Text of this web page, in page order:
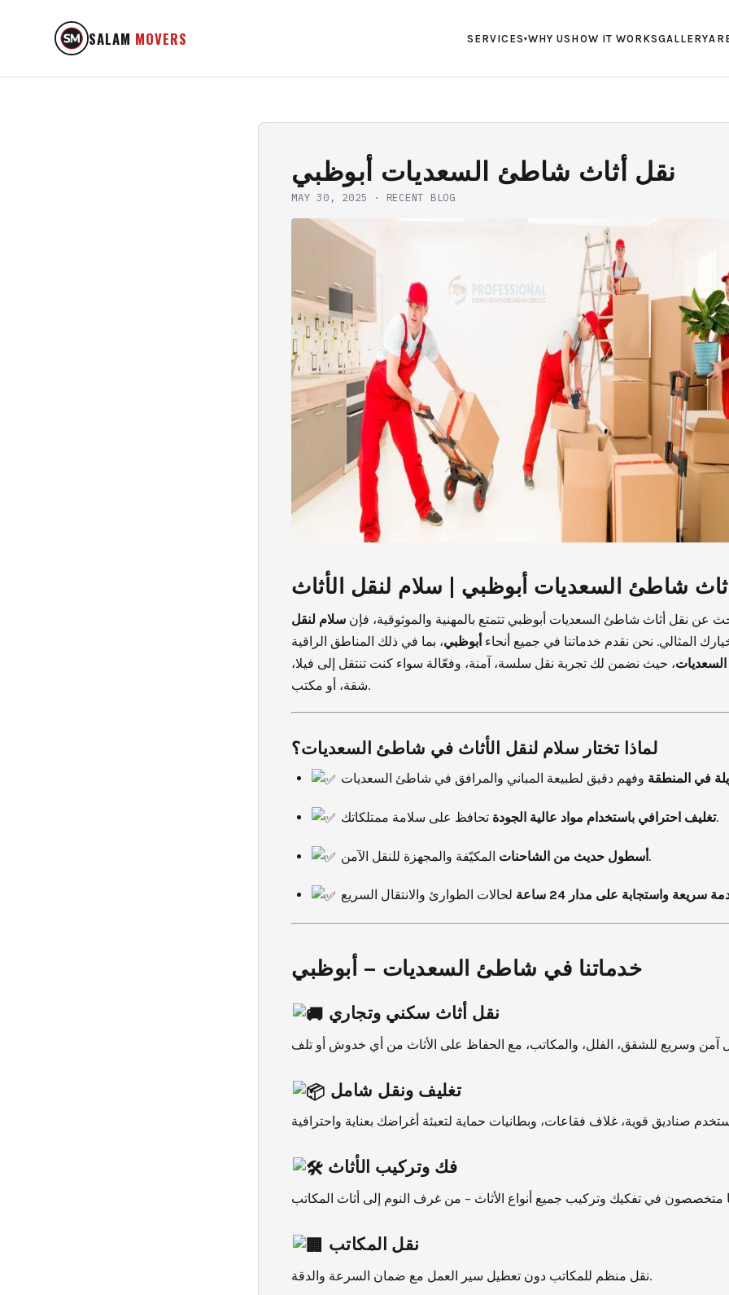
SALAM MOVERS SERVICES▾WHY US HOW IT WORKSGALLERY
نقل أثاث شاطئ السعديات أبوظبي
MAY 30, 2025 · RECENT BLOG
شاطئ السعديات أبوظبي | سلام لنقل الأثاث
عن نقل أثاث شاطئ السعديات أبوظبي تتمتع بالمهنية والموثوقية، فإن سلام لنقل
المثالي. نحن نقدم خدماتنا في جميع أنحاء أبوظبي، بما في ذلك المناطق الراقية
، حيث نضمن لك تجربة نقل سلسة، آمنة، وفعّالة سواء كنت تنتقل إلى فيلا،
شقة، أو مكتب.
لماذا تختار سلام لنقل الأثاث في شاطئ السعديات؟
في المنطقة
تغليف احترافي باستخدام مواد عالية الجودةتحافظ على سلامة ممتلكاتك.
أسطول حديث من الشاحناتالمكيّفة والمجهزة للنقل الآمن.
سريعة واستجابة على مدار 24 ساعة
خدماتنا في شاطئ السعديات – أبوظبي
نقل أثاث سكني وتجاري
تغليف ونقل شامل
فك وتركيب الأثاث
نقل المكاتب
نقل منظم للمكاتب دون تعطيل سير العمل مع ضمان السرعة والدقة.